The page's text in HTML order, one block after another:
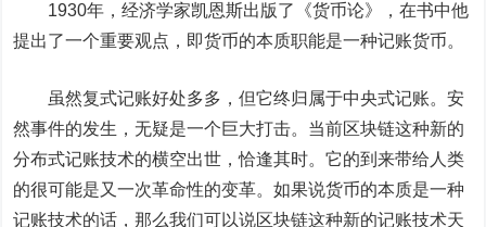
1930年，经济学家凯恩斯出版了《货币论》，在书中他
提出了一个重要观点，即货币的本质职能是一种记账货币。
虽然复式记账好处多多，但它终归属于中央式记账。安
然事件的发生，无疑是一个巨大打击。当前区块链这种新的
分布式记账技术的横空出世，恰逢其时。它的到来带给人类
的很可能是又一次革命性的变革。如果说货币的本质是一种
记账技术的话，那么我们可以说区块链这种新的记账技术天